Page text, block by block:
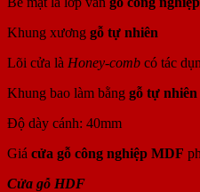
Khung xương gỗ tự nhiên
Lõi cửa là Honey-comb có tác
Khung bao làm bằng gỗ tự nhiên
Độ dày cánh: 40mm
Giá cửa gỗ công nghiệp MDF
Cửa gỗ HDF